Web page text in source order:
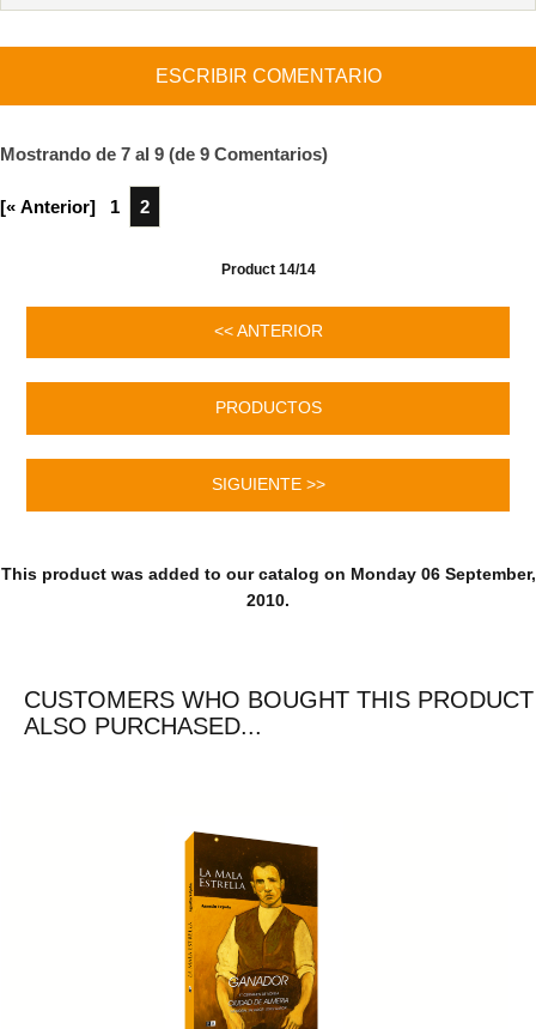
ESCRIBIR COMENTARIO
Mostrando de 7 al 9 (de 9 Comentarios)
[« Anterior] 1 2
Product 14/14
<< ANTERIOR
PRODUCTOS
SIGUIENTE >>
This product was added to our catalog on Monday 06 September,
2010.
CUSTOMERS WHO BOUGHT THIS PRODUCT
ALSO PURCHASED...